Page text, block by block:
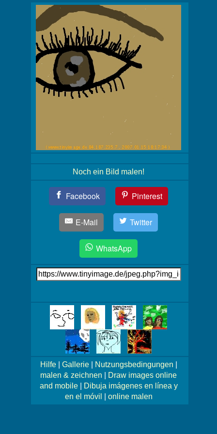
Noch ein Bild malen!
Facebook Pinterest
E-Mail Twitter
WhatsApp
Link
auf's
Bilder!
Hilfe| Gallerie| Nutzungsbedingungen
malen & zeichnen
Draw images online
and mobile|
Dibuja imágenes en línea y
en el móvil
online malen